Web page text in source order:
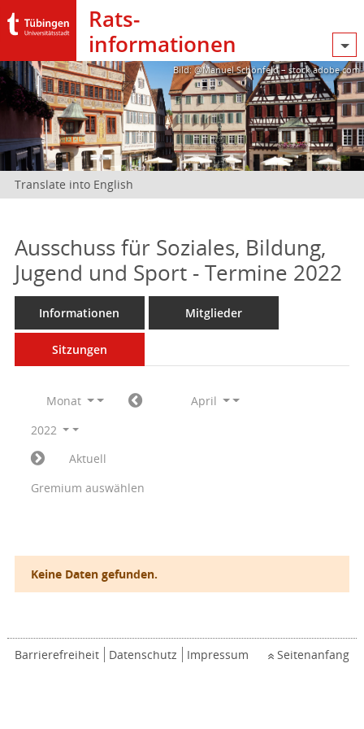
Rats­
informationen
Bild: @Manuel Schönfeld – stock.adobe.com
Translate into English
Ausschuss für Soziales, Bildung,
Jugend und Sport - Termine 2022
Informationen Mitglieder
Sitzungen
Monat
April
2022
Aktuell
Gremium auswählen
Keine Daten gefunden.
Barrierefreiheit Datenschutz Impressum Seitenanfang